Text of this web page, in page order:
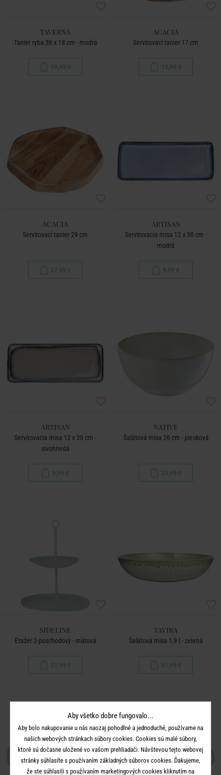
TAVERNA
Tanier ryba 36 x 18 cm - modrá
19,49 €
ACACIA
Servírovací tanier 17 cm
13,99 €
ACACIA
Servírovací tanier 29 cm
27,99 €
ARTISAN
Servírovacia misa 12 x 30 cm -
modrá
9,99 €
ARTISAN
Servírovacia misa 12 x 30 cm -
sivohnedá
9,99 €
NATIVE
Šalátová misa 26 cm - piesková
25,99 €
SIDELINE
Etažér 2-poschodový - mätová
21,99 €
TAVIRA
Šalátová misa 1,9 l - zelená
31,99 €
Aby všetko dobre fungovalo...
Aby bolo nakupovanie u nás naozaj pohodlné a jednoduché, používame na
našich webových stránkach súbory cookies. Cookies sú malé súbory,
ktoré sú dočasne uložené vo vašom prehliadači. Návštevou tejto webovej
stránky súhlasíte s používaním základných súborov cookies. Ďakujeme,
že ste súhlasili s používaním marketingových cookies kliknutím na